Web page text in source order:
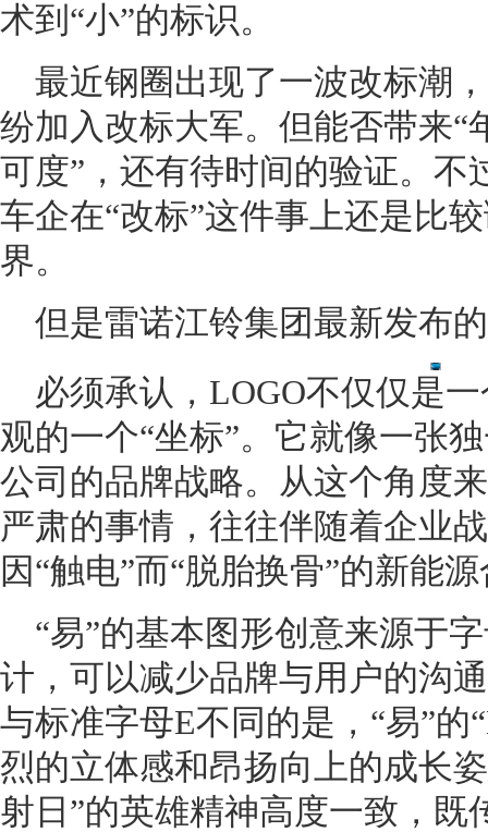
术到“小”的标识。
最近钢圈出现了一波改标潮
纷加入改标大军。但能否带来“
可度”，还有待时间的验证。不
车企在“改标”这件事上还是比
界。
但是雷诺江铃集团最新发布
必须承认，LOGO不仅仅是
观的一个“坐标”。它就像一张
公司的品牌战略。从这个角度
严肃的事情，往往伴随着企业
因“触电”而“脱胎换骨”的新能
“易”的基本图形创意来源于
计，可以减少品牌与用户的沟
与标准字母E不同的是，“易”的
烈的立体感和昂扬向上的成长
射日”的英雄精神高度一致，既